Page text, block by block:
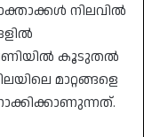
നിലവിൽ
കൂടുതൽ
മാറ്റങ്ങളെ